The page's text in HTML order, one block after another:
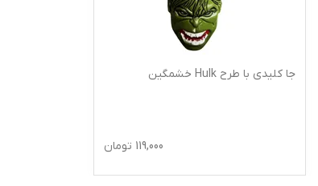
جا کلیدی با طرح Hulk خشمگین
119,000 تومان